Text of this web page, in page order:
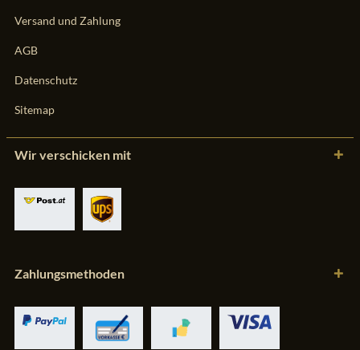
Versand und Zahlung
AGB
Datenschutz
Sitemap
Wir verschicken mit
Zahlungsmethoden